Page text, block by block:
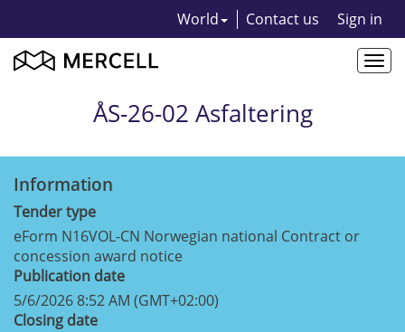
World Contact us Sign in
ÅS-26-02 Asfaltering
Information
Tender type
eForm N16VOL-CN Norwegian national Contract or
concession award notice
Publication date
5/6/2026 8:52 AM (GMT+02:00)
Closing date